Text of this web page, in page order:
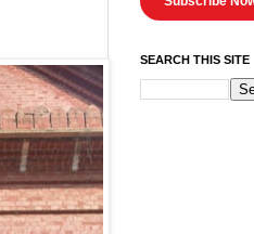
SEARCH THIS SITE